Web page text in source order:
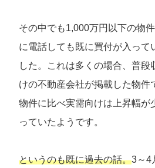
その中でも1,000万円以下の物
に電話しても既に買付が入って
した。これは多くの場合、普段
けの不動産会社が掲載した物件
物件に比べ実需向けは上昇幅が
っていたようです。
というのも既に過去の話。3～4